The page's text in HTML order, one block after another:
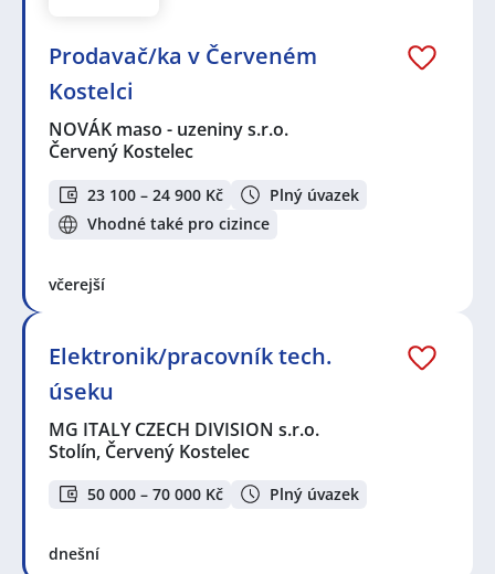
Prodavač/ka v Červeném
Kostelci
NOVÁK maso - uzeniny s.r.o.
Červený Kostelec
23 100 – 24 900 Kč
Plný úvazek
Vhodné také pro cizince
včerejší
Elektronik/pracovník tech.
úseku
MG ITALY CZECH DIVISION s.r.o.
Stolín, Červený Kostelec
50 000 – 70 000 Kč Plný úvazek
dnešní